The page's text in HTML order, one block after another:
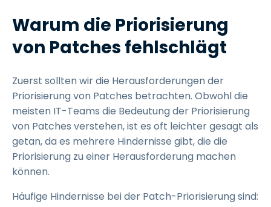
Warum die Priorisierung
von Patches fehlschlägt
Zuerst sollten wir die Herausforderungen der
Priorisierung von Patches betrachten. Obwohl die
meisten IT-Teams die Bedeutung der Priorisierung
von Patches verstehen, ist es oft leichter gesagt als
getan, da es mehrere Hindernisse gibt, die die
Priorisierung zu einer Herausforderung machen
können.
Häufige Hindernisse bei der Patch-Priorisierung sind: